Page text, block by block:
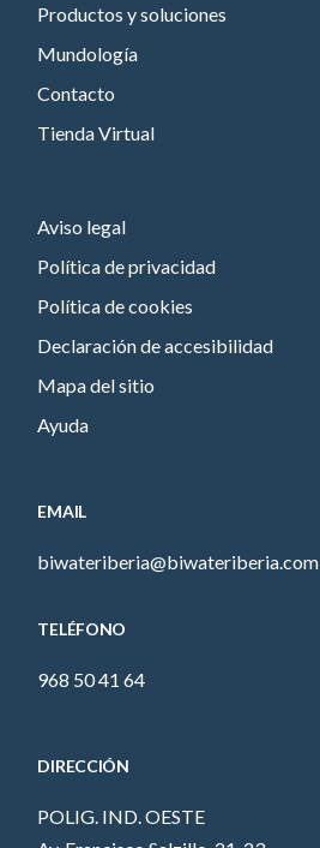
Productos y soluciones
Mundología
Contacto
Tienda Virtual
Aviso legal
Política de privacidad
Política de cookies
Declaración de accesibilidad
Mapa del sitio
Ayuda
EMAIL
biwateriberia@biwateriberia.com
TELÉFONO
968 50 41 64
DIRECCIÓN
POLIG. IND. OESTE